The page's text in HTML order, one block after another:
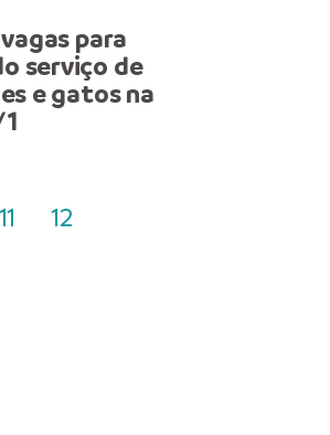
para
serviço de
e gatos na
11 12